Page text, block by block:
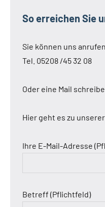
So erreichen Sie
Sie können uns
Tel. 05208 /45 32 08
Oder eine Mail
Hier geht es zu unserer
Ihre E-Mail-Adresse
Betreff (Pflichtfeld)